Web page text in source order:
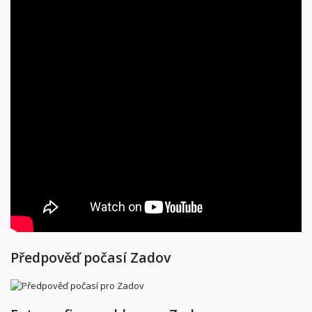
Předpověď počasí Zadov